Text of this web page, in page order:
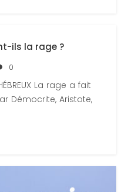
ils la rage ?
0
La rage a fait
Démocrite, Aristote,